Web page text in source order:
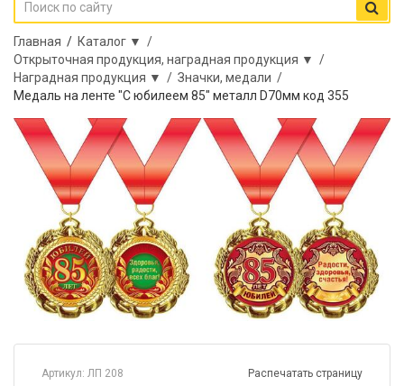
Главная / Каталог ▼ /
Открыточная продукция, наградная продукция ▼ /
Наградная продукция ▼ / Значки, медали /
Медаль на ленте "С юбилеем 85" металл D70мм код 355
Распечатать страницу
Артикул: ЛП 208